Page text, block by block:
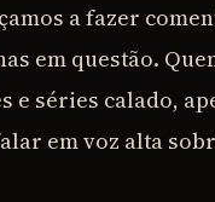
a fazer
em questão.
e séries calado,
em voz alta